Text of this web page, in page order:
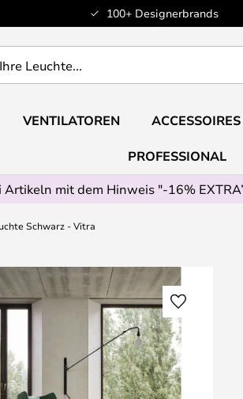
100+ Designerbrands
VENTILATOREN ACCESSOIRES
PROFESSIONAL
mit dem Hinweis "-16%
Schwarz - Vitra